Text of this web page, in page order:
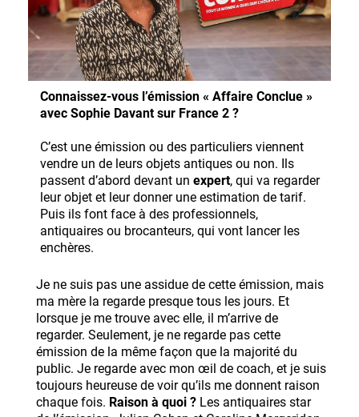
Connaissez-vous l’émission « Affaire Conclue »
avec Sophie Davant sur France 2 ?
C’est une émission ou des particuliers viennent
vendre un de leurs objets antiques ou non. Ils
passent d’abord devant un expert, qui va regarder
leur objet et leur donner une estimation de tarif.
Puis ils font face à des professionnels,
antiquaires ou brocanteurs, qui vont lancer les
enchères.
Je ne suis pas une assidue de cette émission, mais
ma mère la regarde presque tous les jours. Et
lorsque je me trouve avec elle, il m’arrive de
regarder. Seulement, je ne regarde pas cette
émission de la même façon que la majorité du
public. Je regarde avec mon œil de coach, et je suis
toujours heureuse de voir qu’ils me donnent raison
chaque fois. Raison à quoi ? Les antiquaires star